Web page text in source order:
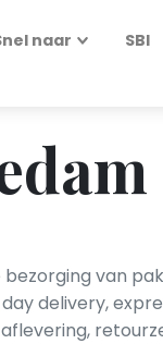
naar SBI
van
delivery,